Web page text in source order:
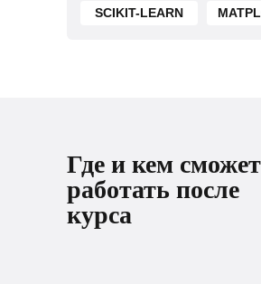
SCIKIT-LEARN
Где и кем
работать после
курса